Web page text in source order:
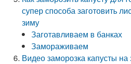
супер способа заготовить
зиму
Заготавливаем в банках
Замораживаем
Видео заморозка капусты на